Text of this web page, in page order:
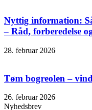
Nyttig information:
– Råd, forberedelse
28. februar 2026
Tøm bogreolen –
26. februar 2026
Nyhedsbrev